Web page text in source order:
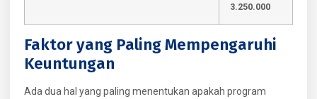
3.250.000
Faktor yang Paling Mempengaruhi
Keuntungan
Ada dua hal yang paling menentukan apakah program